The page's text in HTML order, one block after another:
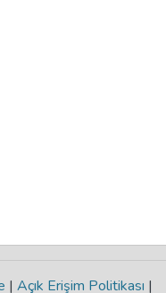
| Açık Erişim Politikası |